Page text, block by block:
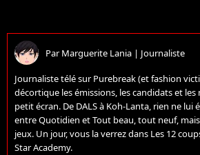
ParMarguerite Lania | Journaliste
Journaliste télé sur Purebreak (et fashion
décortique les émissions, les candidats et
petit écran. De DALS à Koh-Lanta, rien ne lui
entre Quotidien et Tout beau, tout neuf,
jeux. Un jour, vous la verrez dans Les 12
Star Academy.